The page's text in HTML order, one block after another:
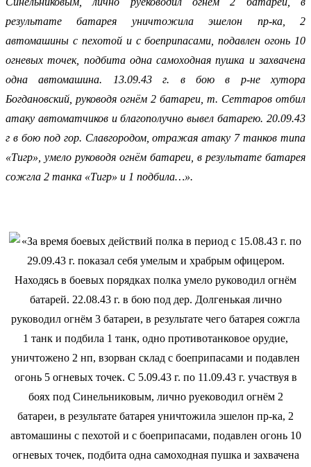
результате батарея уничтожила эшелон пр-ка, 2
автомашины с пехотой и с боеприпасами, подавлен огонь 10
огневых точек, подбита одна самоходная пушка и захвачена
одна автомашина. 13.09.43 г. в бою в р-не хутора
Богдановский, руководя огнём 2 батареи, т. Сеттаров отбил
атаку автоматчиков и благополучно вывел батарею. 20.09.43
г в бою под гор. Славгородом, отражая атаку 7 танков типа
«Тигр», умело руководя огнём батареи, в результате батарея
сожгла 2 танка «Тигр» и 1 подбила…».